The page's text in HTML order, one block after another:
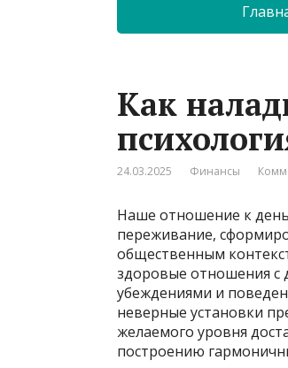
Как
24.03.2025 Финансы
Наше отношение к
переживание,
общественным
здоровые отношения с
убеждениями и
неверные установки
желаемого уровня
построению